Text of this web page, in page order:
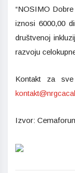
“NOSIMO
iznosi 6000,00
društvenoj
razvoju
Kontakt za
Izvor: